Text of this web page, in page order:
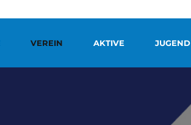
VEREIN AKTIVE JUGEND